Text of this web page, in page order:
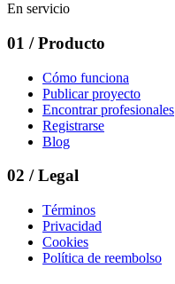
En servicio
01 / Producto
Cómo funciona
Publicar proyecto
Encontrar profesionales
Registrarse
Blog
02 / Legal
Términos
Privacidad
Cookies
Política de reembolso